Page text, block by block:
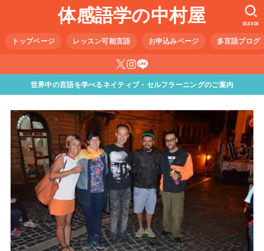
体感語学の中村屋
トップページ レッスン可能言語 お申込みページ 多言語ブログ
SEARCH
世界中の言語を学べるネイティブ・セルフラーニングのご案内